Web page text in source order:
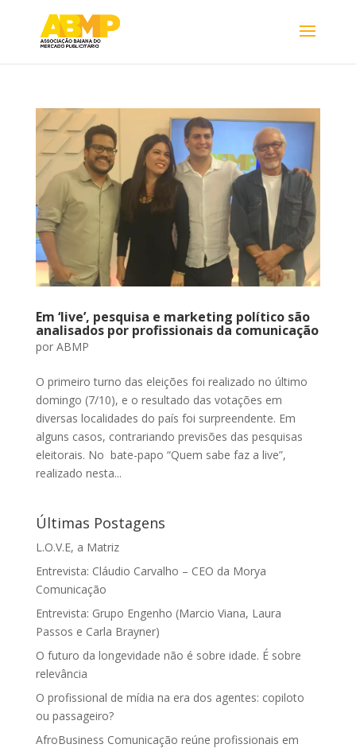
Em ‘live’, pesquisa e marketing político são
analisados por profissionais da comunicação
por ABMP
O primeiro turno das eleições foi realizado no último
domingo (7/10), e o resultado das votações em
diversas localidades do país foi surpreendente. Em
alguns casos, contrariando previsões das pesquisas
eleitorais. No bate-papo “Quem sabe faz a live”,
realizado nesta...
Últimas Postagens
L.O.V.E, a Matriz
Entrevista: Cláudio Carvalho – CEO da Morya
Comunicação
Entrevista: Grupo Engenho (Marcio Viana, Laura
Passos e Carla Brayner)
O futuro da longevidade não é sobre idade. É sobre
relevância
O profissional de mídia na era dos agentes: copiloto
ou passageiro?
AfroBusiness Comunicação reúne profissionais em